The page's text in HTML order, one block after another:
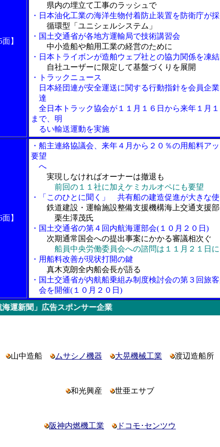
】
県内の埋立て工事のラッシュで
・日本油化工業の海洋生物付着防止装置を防衛庁が
循環型「ユニシェルシステム」
・国土交通省が各地方運輸局で技術講習会
中小造船や舶用工業の経営のために
・日本トライボンが造舶ウェブ社との協力関係を凍結
自社ユーザーに限定して基盤づくりを展開
・トラックニュース
日本経団連が安全運送に関する行動指針を会員企
達
全日本トラック協会が１１月１６日から来年１月
まで、明
るい輸送運動を実施
】
・船主連絡協議会、来年４月から２０％の用船料ア
要望
へ
実現しなければオーナーは撤退も
前回の１１社に加えケミカルオペにも要望
・「このひとに聞く」 共有船の建造促進が大きな
鉄道建設・運輸施設整備支援機構海上交通支援
栗生澤茂氏
・国土交通省の第４回内航海運部会(１０月２０日)
次期通常国会への提出事案にかかる審議相次ぐ
船員中央労働委員会への諮問は１１月２１日に
・用船料改善が現状打開の鍵
真木克朗全内船会長が語る
・国土交通省が内航船乗組み制度検討会の第３回旅
会を開催(１０月２０日)
告スポンサー企業
山中造船 ムサシノ機器 大晃機械工業 渡辺造船所
和光興産 世亜エサブ
阪神内燃機工業 ドコモ･センツウ